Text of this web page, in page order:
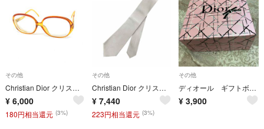
その他
Christian Dior クリスチャンディオール メガネ ドイツ製/クリア/CDロゴ ヴィンテージ/2076J 30 55□14 オレンジ レディース / 240001213202
¥ 6,000
180円相当還元 (3%)
その他
Christian Dior クリスチャンディオール ネクタイ 無地/ シルク100％ シルバーカラー メンズ / 240001209865
¥ 7,440
223円相当還元 (3%)
その他
ディオール ギフトボックス
¥ 3,900